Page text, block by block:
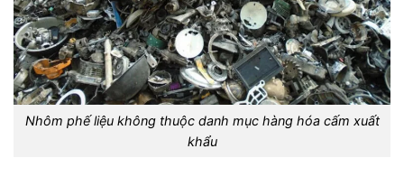
Nhôm phế liệu không thuộc danh mục hàng hóa cấm xuất
khẩu